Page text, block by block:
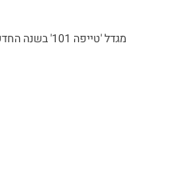
מגדל 'טייפה 101' בשנה החדשה. צילום: איל כהן ויפעת אונגר